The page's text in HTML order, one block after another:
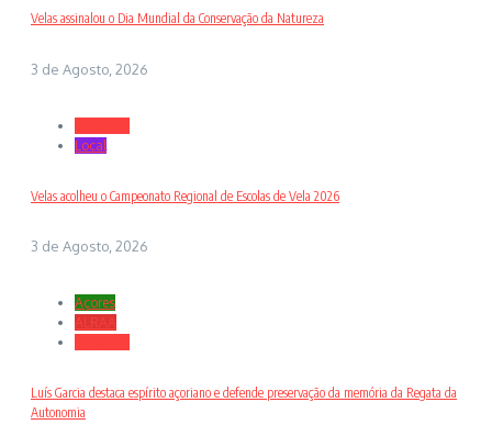
Velas assinalou o Dia Mundial da Conservação da Natureza
3 de Agosto, 2026
Local
Velas acolheu o Campeonato Regional de Escolas de Vela 2026
3 de Agosto, 2026
Açores
ALRAA
Luís Garcia destaca espírito açoriano e defende preservação da memória da Regata da
Autonomia